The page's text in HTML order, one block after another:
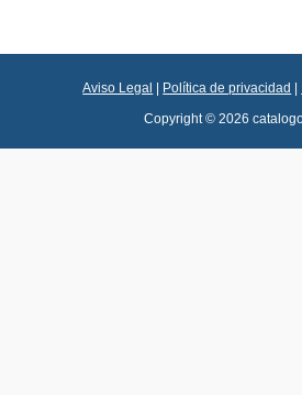
Aviso Legal Política de privacidad
Copyright © 2026